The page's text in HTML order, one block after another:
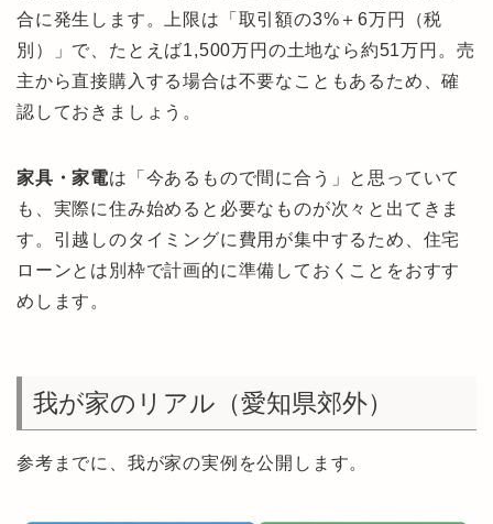
合に発生します。上限は「取引額の3%＋6万円（税
別）」で、たとえば1,500万円の土地なら約51万円。売
主から直接購入する場合は不要なこともあるため、確
認しておきましょう。
家具・家電は「今あるもので間に合う」と思っていて
も、実際に住み始めると必要なものが次々と出てきま
す。引越しのタイミングに費用が集中するため、住宅
ローンとは別枠で計画的に準備しておくことをおすす
めします。
我が家のリアル（愛知県郊外）
参考までに、我が家の実例を公開します。